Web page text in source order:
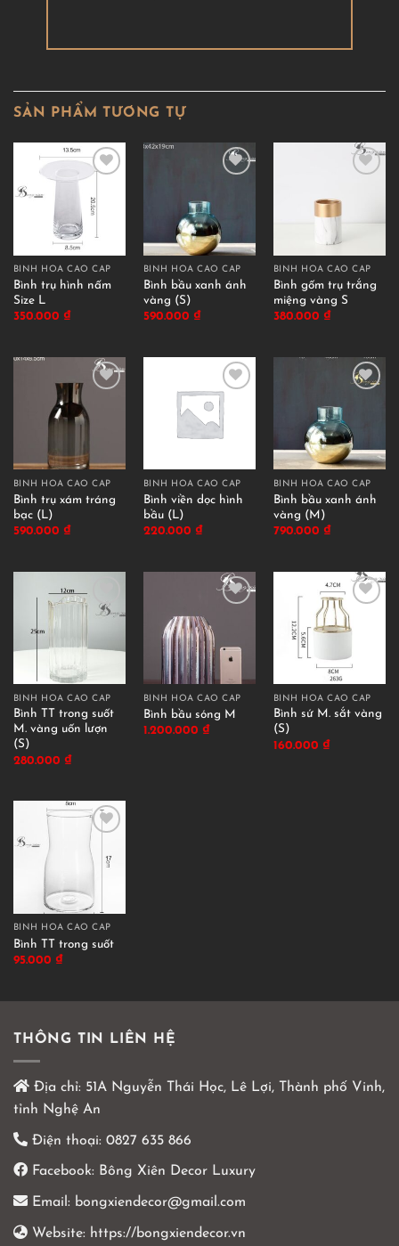
SẢN PHẨM TƯƠNG TỰ
BÌNH HOA CAO CẤP
Bình trụ hình nấm
Size L
350.000 ₫
BÌNH HOA CAO CẤP
Bình bầu xanh ánh
vàng (S)
590.000 ₫
BÌNH HOA CAO CẤP
Bình gốm trụ trắng
miệng vàng S
380.000 ₫
BÌNH HOA CAO CẤP
Bình trụ xám tráng
bạc (L)
590.000 ₫
BÌNH HOA CAO CẤP
Bình viền dọc hình
bầu (L)
220.000 ₫
BÌNH HOA CAO CẤP
Bình bầu xanh ánh
vàng (M)
790.000 ₫
BÌNH HOA CAO CẤP
Bình TT trong suốt
M. vàng uốn lượn
(S)
280.000 ₫
BÌNH HOA CAO CẤP
Bình bầu sóng M
1.200.000 ₫
BÌNH HOA CAO CẤP
Bình sứ M. sắt vàng
(S)
160.000 ₫
BÌNH HOA CAO CẤP
Bình TT trong suốt
95.000 ₫
THÔNG TIN LIÊN HỆ
Địa chỉ: 51A Nguyễn Thái Học, Lê Lợi, Thành phố Vinh,
tỉnh Nghệ An
Điện thoại: 0827 635 866
Facebook: Bông Xiên Decor Luxury
Email: bongxiendecor@gmail.com
Website: https://bongxiendecor.vn